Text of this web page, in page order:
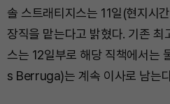
솔 스트래티지스는 11일(현지시
장직을 맡는다고 밝혔다. 기존 최
스는 12일부로 해당 직책에서는
s Berruga)는 계속 이사로 남는